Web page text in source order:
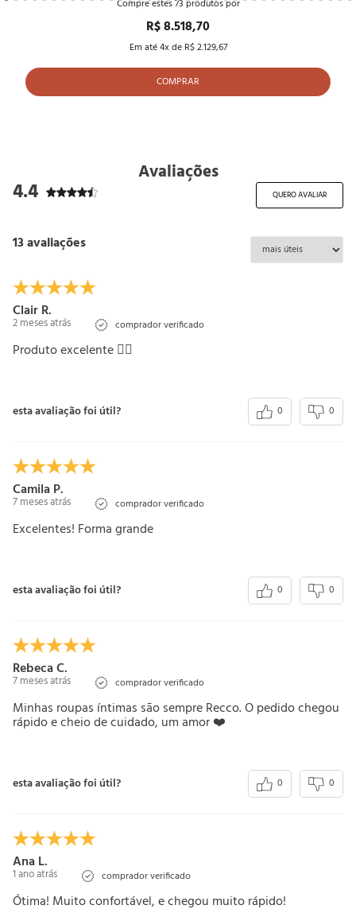
Compre estes73 produtos por
R$ 8.518,70
Em até4x de R$ 2.129,67
COMPRAR
Avaliações
4.4 QUERO AVALIAR
13 avaliações
Clair R.
2 meses atrás comprador verificado
Produto excelente 👍🏼
esta avaliação foi útil? 0 0
Camila P.
7 meses atrás comprador verificado
Excelentes! Forma grande
esta avaliação foi útil? 0 0
Rebeca C.
7 meses atrás comprador verificado
Minhas roupas íntimas são sempre Recco. O pedido chegou
rápido e cheio de cuidado, um amor ❤️
esta avaliação foi útil? 0 0
Ana L.
1 ano atrás comprador verificado
Ótima! Muito confortável, e chegou muito rápido!